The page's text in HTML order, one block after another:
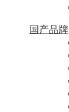
国产品牌